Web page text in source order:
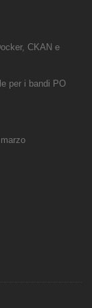
CKAN e
per i bandi PO